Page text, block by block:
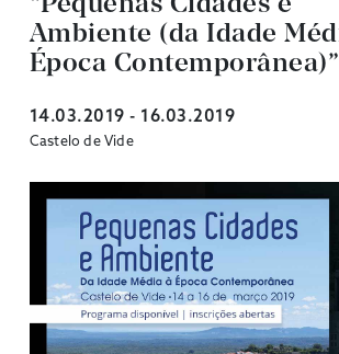
Ambiente (da Idade
Época Contemporânea)”
14.03.2019 - 16.03.2019
Castelo de Vide